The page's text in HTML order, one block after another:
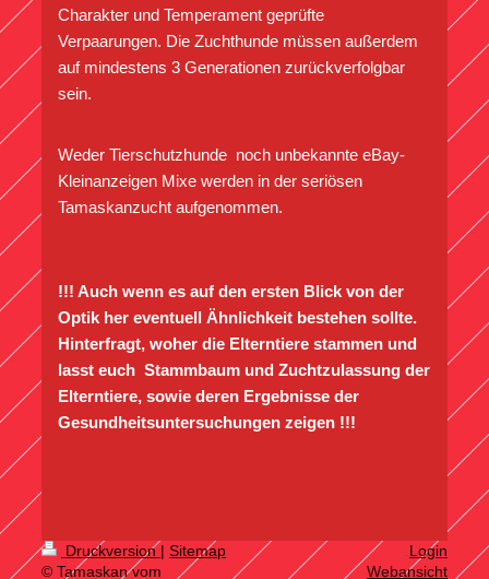
Charakter und Temperament geprüfte
Verpaarungen. Die Zuchthunde müssen außerdem
auf mindestens 3 Generationen zurückverfolgbar
sein.
Weder Tierschutzhunde noch unbekannte eBay-
Kleinanzeigen Mixe werden in der seriösen
Tamaskanzucht aufgenommen.
!!! Auch wenn es auf den ersten Blick von der
Optik her eventuell Ähnlichkeit bestehen sollte.
Hinterfragt, woher die Elterntiere stammen und
lasst euch Stammbaum und Zuchtzulassung der
Elterntiere, sowie deren Ergebnisse der
Gesundheitsuntersuchungen zeigen !!!
Druckversion | Sitemap
© Tamaskan vom
Login
Webansicht